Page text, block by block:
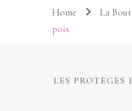
Home
La
pois
LES PROTÈGES